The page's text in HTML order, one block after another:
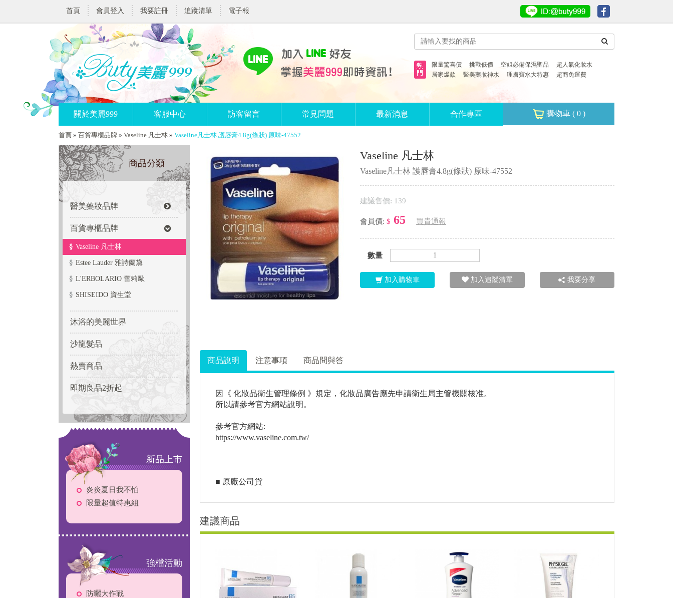
首頁 會員登入 我要註冊 追蹤清單 電子報
限量驚喜價 挑戰低價 空姐必備保濕聖品
超人氣化妝水
居家爆款
醫美藥妝神水 理膚寶水大特惠 超商免運費
關於美麗999 客服中心 訪客留言 常見問題 最新消息 合作專區 購物車 ( 0 )
首頁 » 百貨專櫃品牌 » Vaseline 凡士林 » Vaseline凡士林 護唇膏4.8g(條狀) 原味-47552
商品分類
醫美藥妝品牌
百貨專櫃品牌
Vaseline 凡士林
Estee Lauder 雅詩蘭黛
L'ERBOLARIO 蕾莉歐
SHISEIDO 資生堂
沐浴的美麗世界
沙龍髮品
熱賣商品
即期良品2折起
新品上市
炎炎夏日我不怕
限量超值特惠組
強檔活動
防曬大作戰
Vaseline 凡士林
Vaseline凡士林 護唇膏4.8g(條狀) 原味-47552
建議售價: 139
會員價: $ 65 買貴通報
數量
加入購物車 加入追蹤清單 我要分享
商品說明 注意事項 商品問與答
因《 化妝品衛生管理條例 》規定，化妝品廣告應先申請衛生局主管機關核准。
所以請參考官方網站說明。
參考官方網站:
https://www.vaseline.com.tw/
■ 原廠公司貨
建議商品